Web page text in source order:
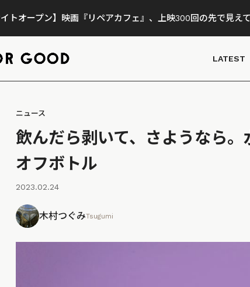
イトオープン】映画『リペアカフェ』、上映300回の先で見え
LATEST
ニュース
飲んだら剥いて、さようなら
オフボトル
2023.02.24
木村つぐみTsugumi